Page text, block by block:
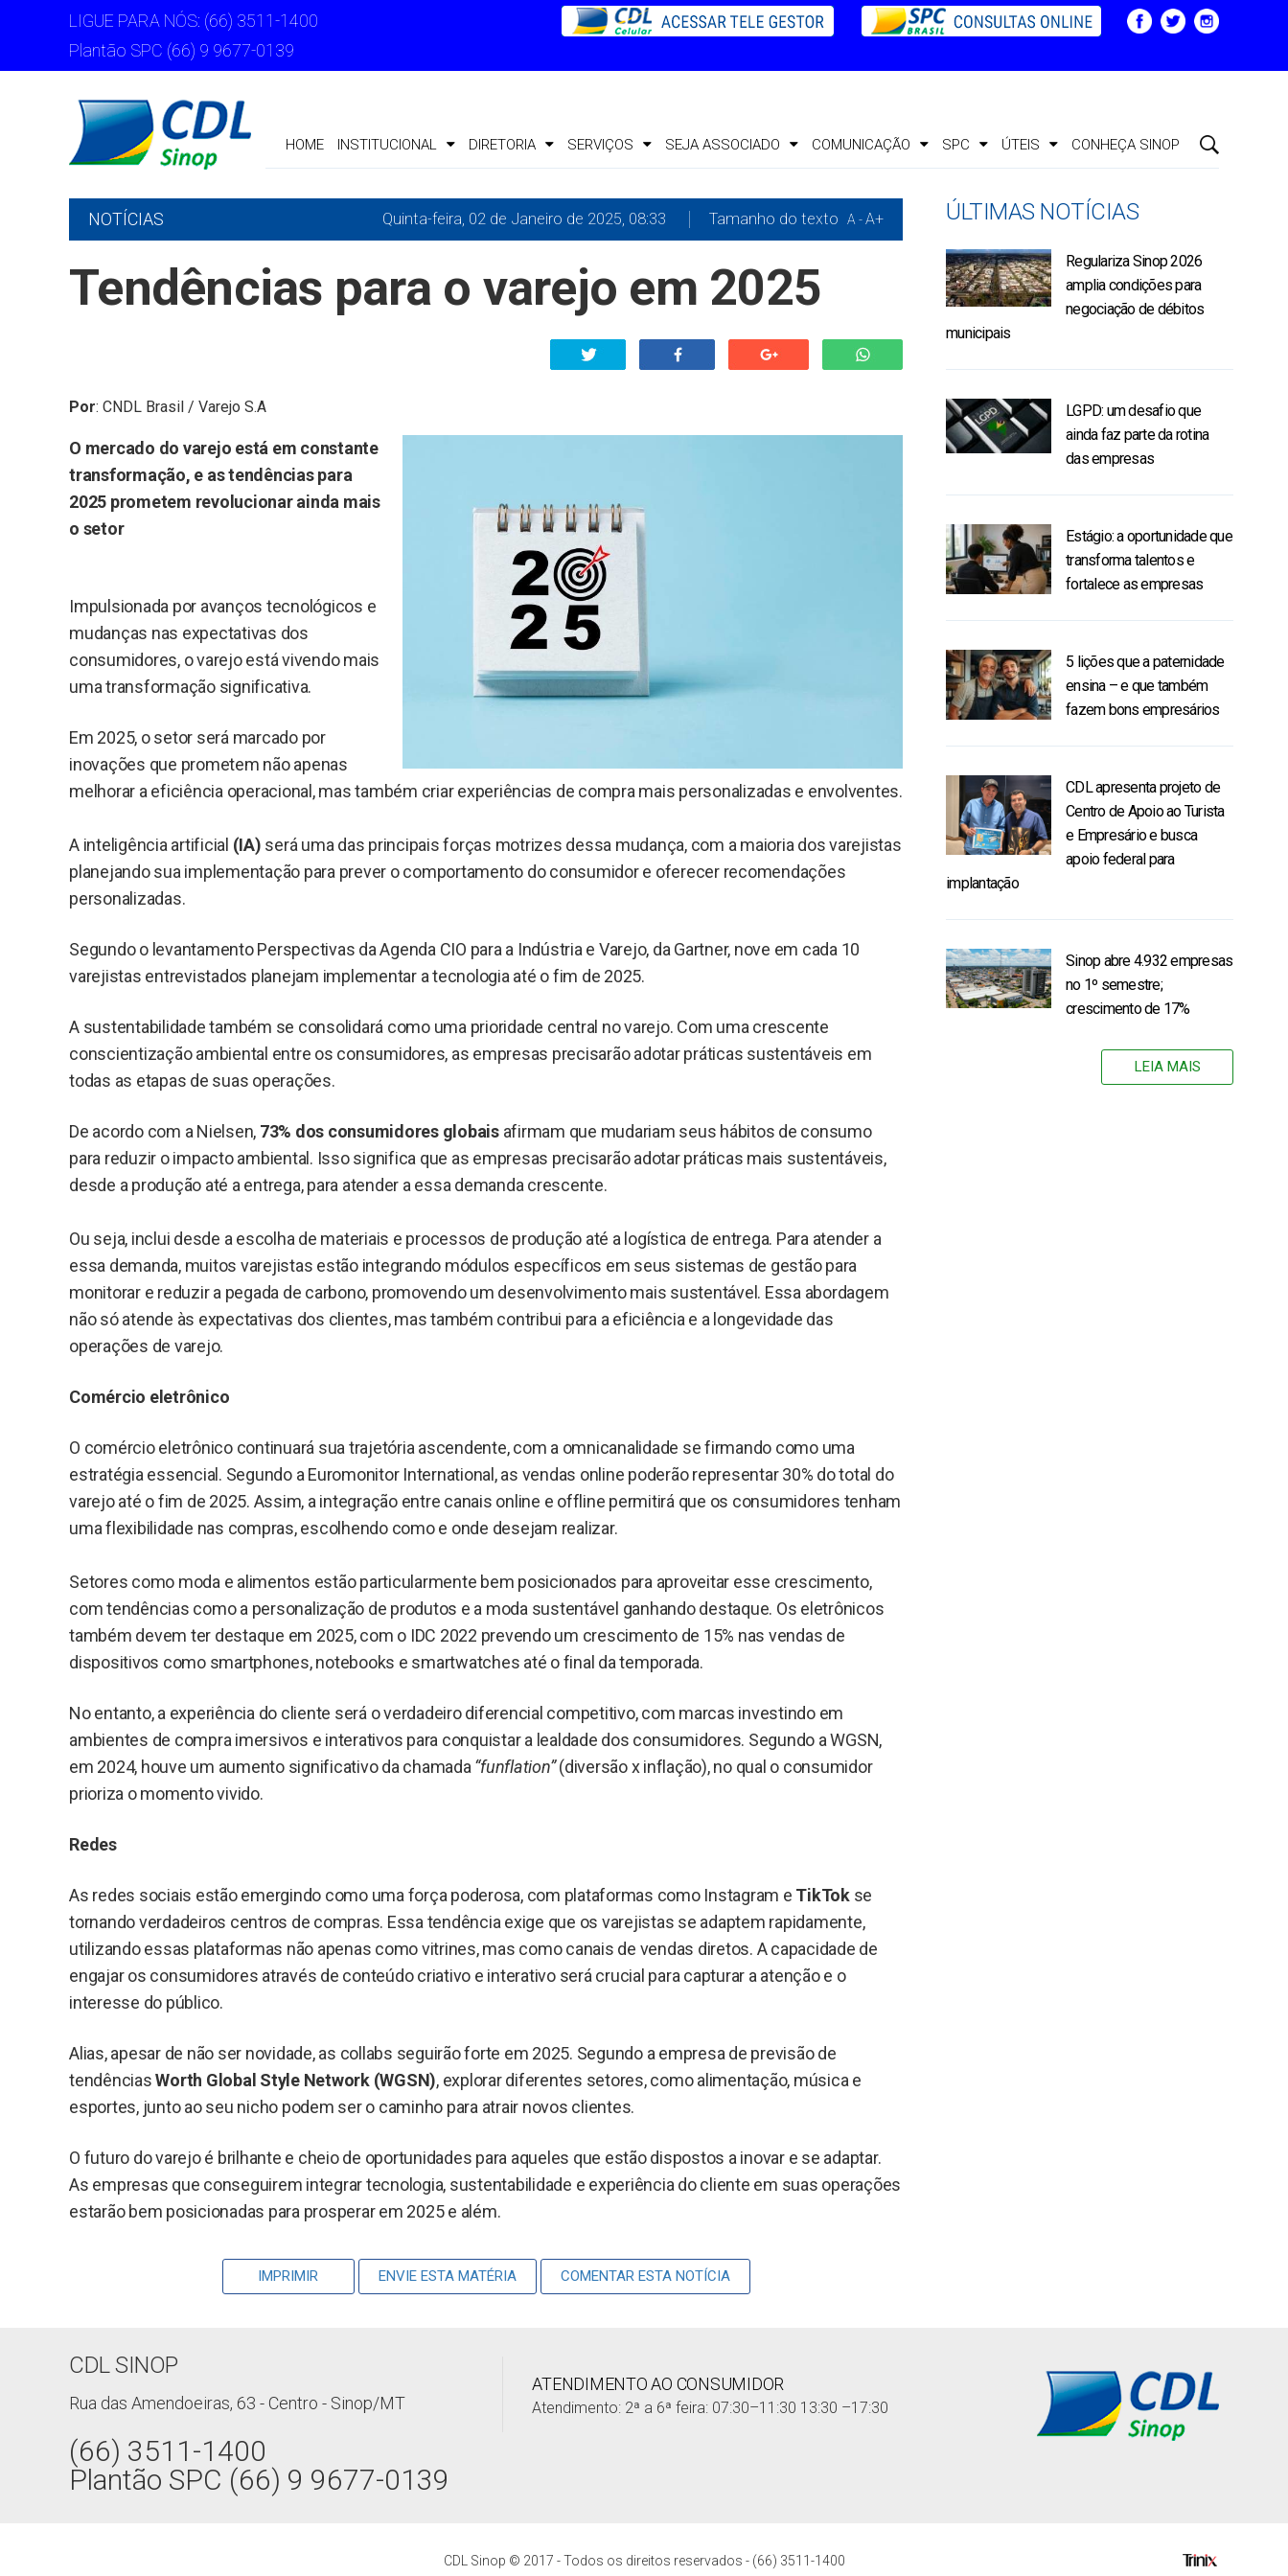
LIGUE PARA NÓS: (66) 3511-1400
Plantão SPC (66) 9 9677-0139
HOME INSTITUCIONAL DIRETORIA SERVIÇOS SEJA ASSOCIADO COMUNICAÇÃO SPC ÚTEIS CONHEÇA SINOP
NOTÍCIAS Quinta-feira, 02 de Janeiro de 2025, 08:33 Tamanho do texto A -A+
Tendências para o varejo em 2025
Por: CNDL Brasil / Varejo S.A
O mercado do varejo está em constante
transformação, e as tendências para
2025 prometem revolucionar ainda mais
o setor
Impulsionada por avanços tecnológicos e
mudanças nas expectativas dos
consumidores, o varejo está vivendo mais
uma transformação significativa.
Em 2025, o setor será marcado por
inovações que prometem não apenas
melhorar a eficiência operacional, mas também criar experiências de compra mais personalizadas e envolventes.
A inteligência artificial (IA) será uma das principais forças motrizes dessa mudança, com a maioria dos varejistas
planejando sua implementação para prever o comportamento do consumidor e oferecer recomendações
personalizadas.
Segundo o levantamento Perspectivas da Agenda CIO para a Indústria e Varejo, da Gartner, nove em cada 10
varejistas entrevistados planejam implementar a tecnologia até o fim de 2025.
A sustentabilidade também se consolidará como uma prioridade central no varejo. Com uma crescente
conscientização ambiental entre os consumidores, as empresas precisarão adotar práticas sustentáveis em
todas as etapas de suas operações.
De acordo com a Nielsen, 73% dos consumidores globaisafirmam que mudariam seus hábitos de consumo
para reduzir o impacto ambiental. Isso significa que as empresas precisarão adotar práticas mais sustentáveis,
desde a produção até a entrega, para atender a essa demanda crescente.
Ou seja, inclui desde a escolha de materiais e processos de produção até a logística de entrega. Para atender a
essa demanda, muitos varejistas estão integrando módulos específicos em seus sistemas de gestão para
monitorar e reduzir a pegada de carbono, promovendo um desenvolvimento mais sustentável. Essa abordagem
não só atende às expectativas dos clientes, mas também contribui para a eficiência e a longevidade das
operações de varejo.
Comércio eletrônico
O comércio eletrônico continuará sua trajetória ascendente, com a omnicanalidade se firmando como uma
estratégia essencial. Segundo a Euromonitor International, as vendas online poderão representar 30% do total do
varejo até o fim de 2025. Assim, a integração entre canais online e offline permitirá que os consumidores tenham
uma flexibilidade nas compras, escolhendo como e onde desejam realizar.
Setores como moda e alimentos estão particularmente bem posicionados para aproveitar esse crescimento,
com tendências como a personalização de produtos e a moda sustentável ganhando destaque. Os eletrônicos
também devem ter destaque em 2025, com o IDC 2022 prevendo um crescimento de 15% nas vendas de
dispositivos como smartphones, notebooks e smartwatches até o final da temporada.
No entanto, a experiência do cliente será o verdadeiro diferencial competitivo, com marcas investindo em
ambientes de compra imersivos e interativos para conquistar a lealdade dos consumidores. Segundo a WGSN,
em 2024, houve um aumento significativo da chamada “funflation”(diversão x inflação), no qual o consumidor
prioriza o momento vivido.
Redes
As redes sociais estão emergindo como uma força poderosa, com plataformas como Instagram e TikTokse
tornando verdadeiros centros de compras. Essa tendência exige que os varejistas se adaptem rapidamente,
utilizando essas plataformas não apenas como vitrines, mas como canais de vendas diretos. A capacidade de
engajar os consumidores através de conteúdo criativo e interativo será crucial para capturar a atenção e o
interesse do público.
Alias, apesar de não ser novidade, as collabs seguirão forte em 2025. Segundo a empresa de previsão de
tendênciasWorth Global Style Network (WGSN), explorar diferentes setores, como alimentação, música e
esportes, junto ao seu nicho podem ser o caminho para atrair novos clientes.
O futuro do varejo é brilhante e cheio de oportunidades para aqueles que estão dispostos a inovar e se adaptar.
As empresas que conseguirem integrar tecnologia, sustentabilidade e experiência do cliente em suas operações
estarão bem posicionadas para prosperar em 2025 e além.
IMPRIMIR ENVIE ESTA MATÉRIA COMENTAR ESTA NOTÍCIA
ÚLTIMAS NOTÍCIAS
Regulariza Sinop 2026
amplia condições para
negociação de débitos
municipais
LGPD: um desafio que
ainda faz parte da rotina
das empresas
Estágio: a oportunidade que
transforma talentos e
fortalece as empresas
5 lições que a paternidade
ensina – e que também
fazem bons empresários
CDL apresenta projeto de
Centro de Apoio ao Turista
e Empresário e busca
apoio federal para
implantação
Sinop abre 4.932 empresas
no 1º semestre;
crescimento de 17%
LEIA MAIS
CDL SINOP
Rua das Amendoeiras, 63 - Centro - Sinop/MT
(66) 3511-1400
Plantão SPC (66) 9 9677-0139
ATENDIMENTO AO CONSUMIDOR
Atendimento: 2ª a 6ª feira: 07:30–11:30 13:30 –17:30
CDL Sinop © 2017 - Todos os direitos reservados - (66) 3511-1400